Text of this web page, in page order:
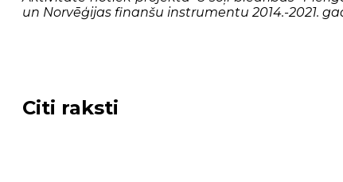
un Norvēģijas finanšu instrumentu 2014.-2021.
Citi raksti